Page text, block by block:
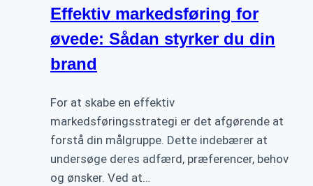
for
bedre
Effektiv markedsføring for
øvede: Sådan styrker du din
brand
For at skabe en effektiv
markedsføringsstrategi er det afgørende at
forstå din målgruppe. Dette indebærer at
undersøge deres adfærd, præferencer, behov
og ønsker. Ved at…